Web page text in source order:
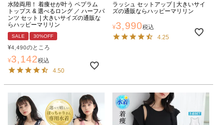
水陸両用！ 着痩せが叶う ペプラム
トップス & 選べるロング ／ ハーフパ
ンツ セット | 大きいサイズの通販な
らハッピーマリリン
SALE 30%OFF
¥4,490のところ
¥3,142税込
4.50
ラッシュ セットアップ | 大きいサイ
ズの通販ならハッピーマリリン
¥3,990税込
4.25